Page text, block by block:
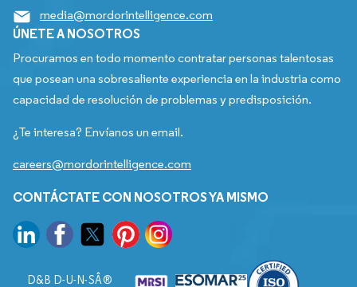
media@mordorintelligence.com
ÚNETE A NOSOTROS
Procuramos en todo momento contratar personas talentosas
que posean una sobresaliente experiencia en la industria como
capacidad de resolución de problemas y predisposición.
¿Te interesa? Envíanos un email.
careers@mordorintelligence.com
CONTÁCTATE CON NOSOTROS YA MISMO
D&B D-U-N-SÂ®